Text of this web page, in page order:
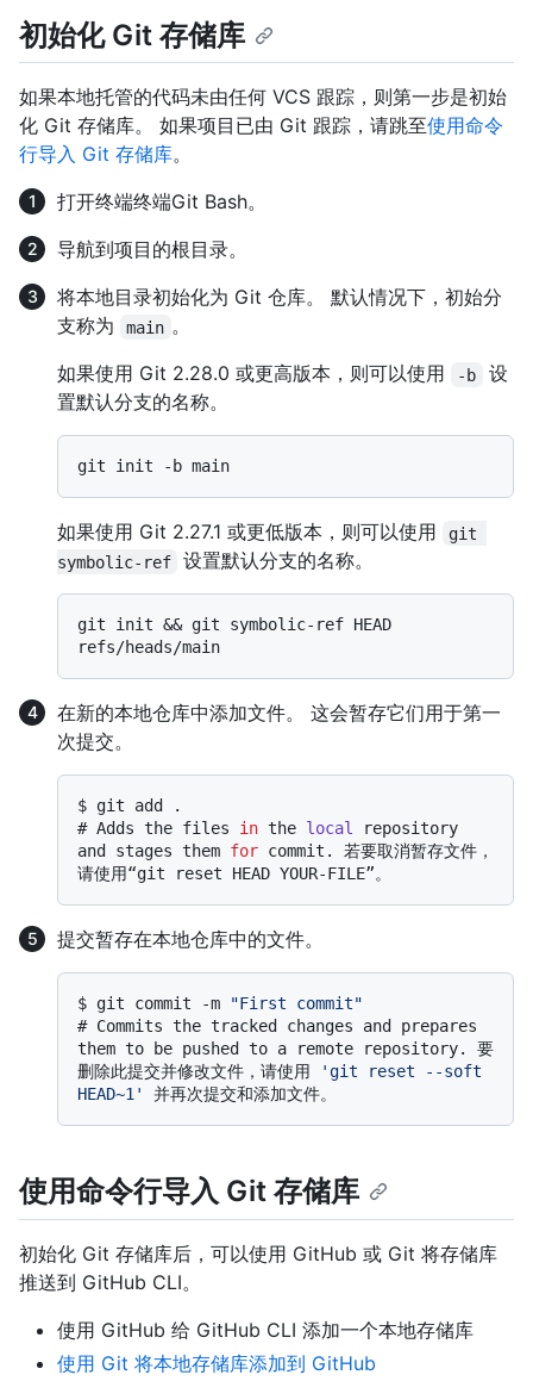
初始化 Git 存储库
如果本地托管的代码未由任何 VCS 跟踪，则第一步是初始
化 Git 存储库。 如果项目已由 Git 跟踪，请跳至使用命令
行导入 Git 存储库。
打开终端终端Git Bash。
导航到项目的根目录。
将本地目录初始化为 Git 仓库。 默认情况下，初始分
支称为
main 。
如果使用 Git 2.28.0 或更高版本，则可以使用
-b
设
置默认分支的名称。
如果使用 Git 2.27.1 或更低版本，则可以使用
git
symbolic-ref
设置默认分支的名称。
git init && git symbolic-ref HEAD
在新的本地仓库中添加文件。 这会暂存它们用于第一
次提交。
$ git add .
# Adds the files in the local repository
and stages them for commit. 若要取消暂存文件，
请使用“git reset HEAD YOUR-FILE”。
提交暂存在本地仓库中的文件。
$ git commit -m
"First commit"
# Commits the tracked changes and prepares
them to be pushed to a remote repository. 要
删除此提交并修改文件，请使用
'git reset --soft
HEAD~1'
并再次提交和添加文件。
使用命令行导入 Git 存储库
初始化 Git 存储库后，可以使用 GitHub 或 Git 将存储库
推送到 GitHub CLI。
使用 GitHub 给 GitHub CLI 添加一个本地存储库
使用 Git 将本地存储库添加到 GitHub